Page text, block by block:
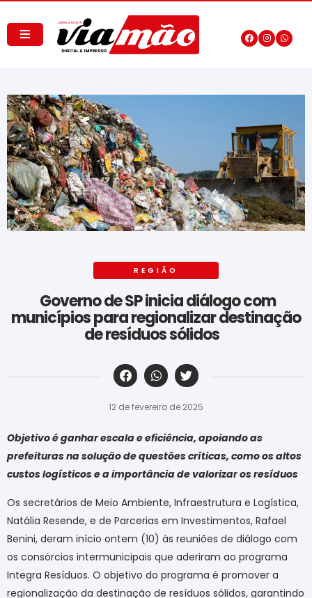
REGIÃO
Governo de SP inicia diálogo com
municípios para regionalizar destinação
de resíduos sólidos
‎ ‎ ‎ ‎ ‎ ‎ ‎ ‎ ‎ ‎ ‎ ‎ ‎ ‎ ‎ ‎ ‎ ‎ ‎ ‎ ‎ ‎ ‎ ‎ ‎ ‎ ‎ ‎ ‎ ‎ ‎
12 de fevereiro de 2025
Objetivo é ganhar escala e eficiência, apoiando as
prefeituras na solução de questões críticas, como os altos
custos logísticos e a importância de valorizar os resíduos
Os secretários de Meio Ambiente, Infraestrutura e Logística,
Natália Resende, e de Parcerias em Investimentos, Rafael
Benini, deram início ontem (10) às reuniões de diálogo com
os consórcios intermunicipais que aderiram ao programa
Integra Resíduos. O objetivo do programa é promover a
regionalização da destinação de resíduos sólidos, garantindo